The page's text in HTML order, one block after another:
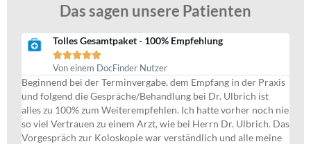
Das sagen unsere Patienten
Tolles Gesamtpaket - 100% Empfehlung

Von einem DocFinder Nutzer
Beginnend bei der Terminvergabe, dem Empfang in der Praxis
und folgend die Gespräche/Behandlung bei Dr. Ulbrich ist
alles zu 100% zum Weiterempfehlen. Ich hatte vorher noch nie
so viel Vertrauen zu einem Arzt, wie bei Herrn Dr. Ulbrich. Das
Vorgespräch zur Koloskopie war verständlich und alle meine